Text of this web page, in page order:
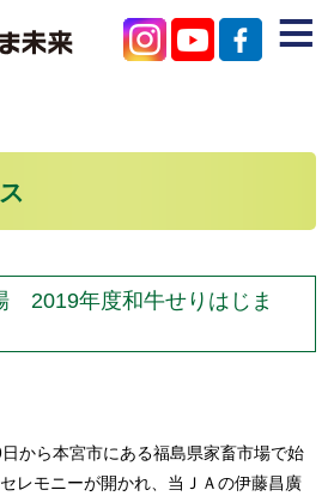
≡
ル
2019年度和牛せりはじま
から本宮市にある福島県家畜市場で始
レモニーが開かれ、当ＪＡの伊藤昌廣